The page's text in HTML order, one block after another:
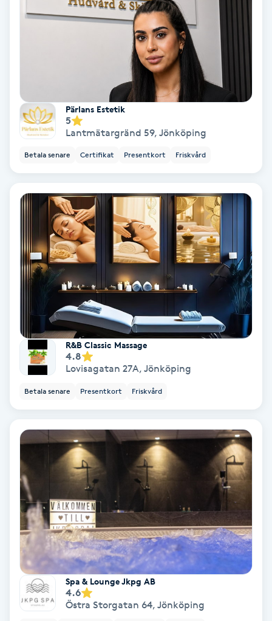
Hårbottenbehandling
Hårförlängning
Hälsa
Hälsprickor
Idrottsmassage
IPL hårborttagning
Japansk massage
K18
Katun fransar
Kemisk peeling
Keratinbehandling
Kinesiologi
Pärlans Estetik
5
Lantmätargränd 59, Jönköping
Betala senare Certifikat Presentkort Friskvård
R&B Classic Massage
4.8
Lovisagatan 27A, Jönköping
Betala senare Presentkort Friskvård
Spa & Lounge Jkpg AB
4.6
Östra Storgatan 64, Jönköping